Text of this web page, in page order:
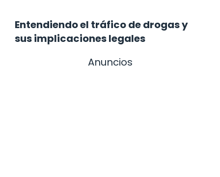
Entendiendo el tráfico de drogas y
sus implicaciones legales
Anuncios